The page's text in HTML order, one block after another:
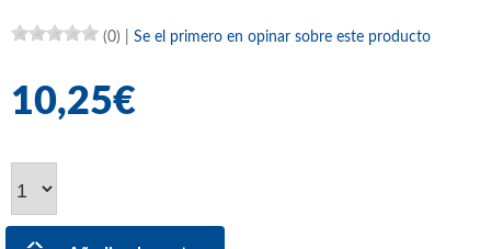
(0) Se el primero en opinar sobre este producto
10,25€